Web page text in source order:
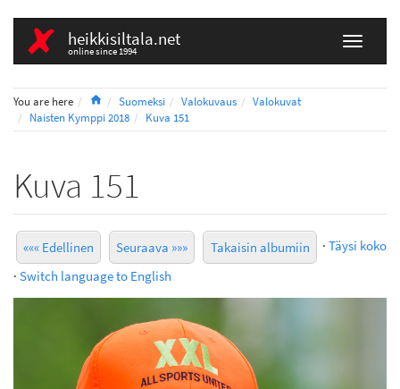
heikkisiltala.net
online since 1994
You are here HomeSuomeksi Valokuvaus
Valokuvat
Naisten Kymppi 2018
Kuva 151
Kuva 151
««« Edellinen Seuraava »»» Takaisin albumiin · Täysi koko
· Switch language to English